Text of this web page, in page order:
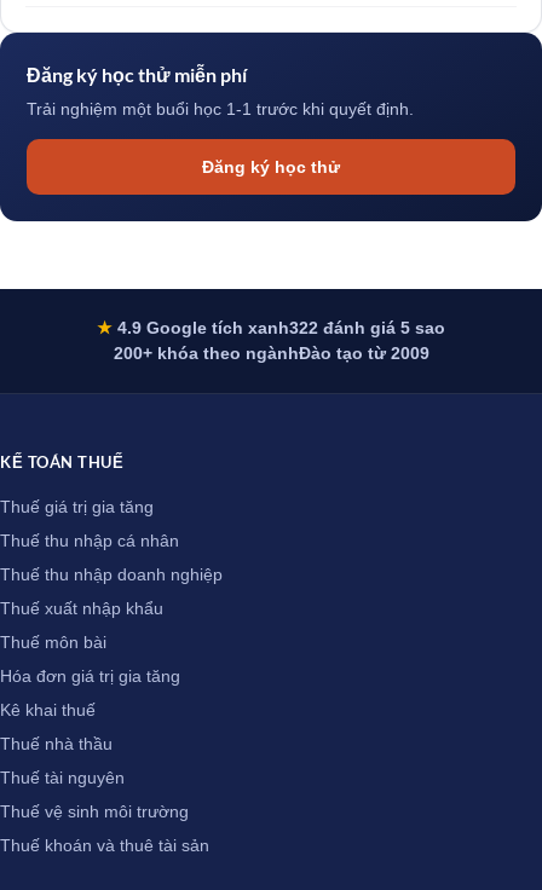
Đăng ký học thử miễn phí
Trải nghiệm một buổi học 1-1 trước khi quyết định.
Đăng ký học thử
★ 4.9 Google tích xanh322 đánh giá 5 sao
200+ khóa theo ngànhĐào tạo từ 2009
KẾ TOÁN THUẾ
Thuế giá trị gia tăng
Thuế thu nhập cá nhân
Thuế thu nhập doanh nghiệp
Thuế xuất nhập khẩu
Thuế môn bài
Hóa đơn giá trị gia tăng
Kê khai thuế
Thuế nhà thầu
Thuế tài nguyên
Thuế vệ sinh môi trường
Thuế khoán và thuê tài sản